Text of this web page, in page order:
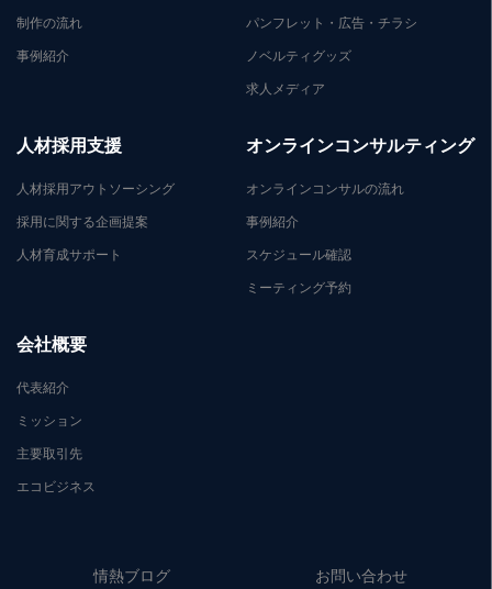
制作の流れ
事例紹介
パンフレット・広告・チラシ
ノベルティグッズ
求人メディア
人材採用支援
人材採用アウトソーシング
採用に関する企画提案
人材育成サポート
オンラインコンサルティング
オンラインコンサルの流れ
事例紹介
スケジュール確認
ミーティング予約
会社概要
代表紹介
ミッション
主要取引先
エコビジネス
情熱ブログ お問い合わせ